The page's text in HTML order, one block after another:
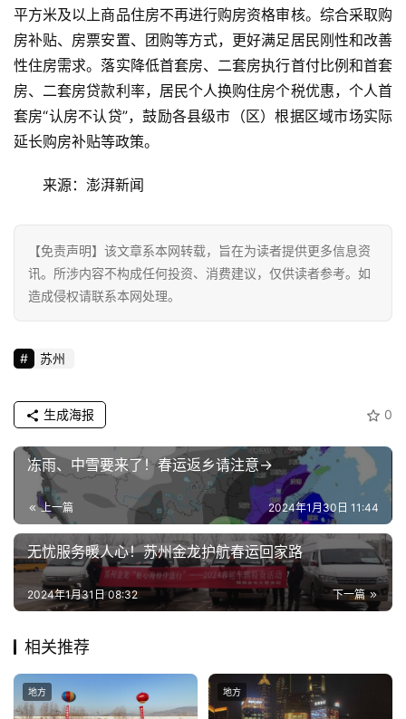
商
业
消
费
生
财
经
教
专
题
车
新
能
源
登录 注册
平方米及以上商品住房不再进行购房资格审核。综合采取购
房补贴、房票安置、团购等方式，更好满足居民刚性和改善
性住房需求。落实降低首套房、二套房执行首付比例和首套
房、二套房贷款利率，居民个人换购住房个税优惠，个人首
套房“认房不认贷”，鼓励各县级市（区）根据区域市场实际
延长购房补贴等政策。
来源：澎湃新闻
【免责声明】该文章系本网转载，旨在为读者提供更多信息资
讯。所涉内容不构成任何投资、消费建议，仅供读者参考。如
造成侵权请联系本网处理。
苏州
0
生成海报
冻雨、中雪要来了！春运返乡请注意→
上一篇 2024年1月30日 11:44
无忧服务暖人心！苏州金龙护航春运回家路
下一篇
2024年1月31日 08:32
相关推荐
地方 地方